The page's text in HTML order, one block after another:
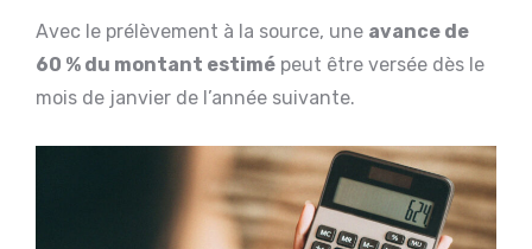
Avec le prélèvement à la source, une avance de
60 % du montant estimé peut être versée dès le
mois de janvier de l’année suivante.